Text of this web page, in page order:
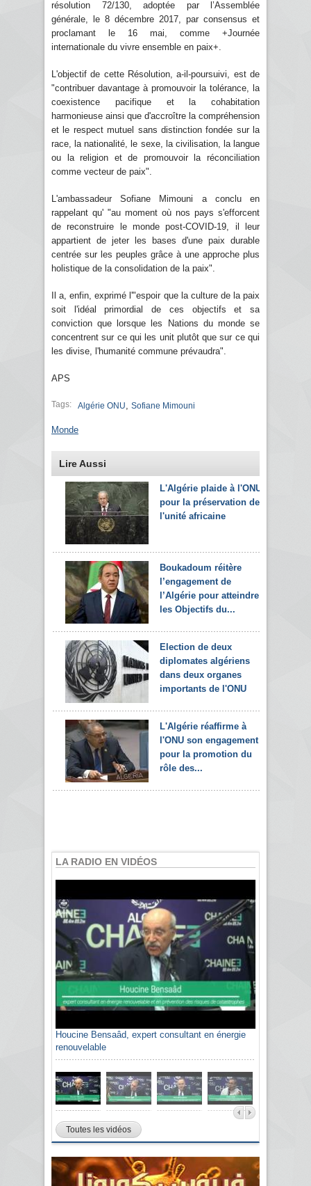
résolution 72/130, adoptée par l’Assemblée
générale, le 8 décembre 2017, par consensus et
proclamant le 16 mai, comme +Journée
internationale du vivre ensemble en paix+.
L'objectif de cette Résolution, a-il-poursuivi, est de
"contribuer davantage à promouvoir la tolérance, la
coexistence pacifique et la cohabitation
harmonieuse ainsi que d'accroître la compréhension
et le respect mutuel sans distinction fondée sur la
race, la nationalité, le sexe, la civilisation, la langue
ou la religion et de promouvoir la réconciliation
comme vecteur de paix".
L'ambassadeur Sofiane Mimouni a conclu en
rappelant qu' "au moment où nos pays s'efforcent
de reconstruire le monde post-COVID-19, il leur
appartient de jeter les bases d'une paix durable
centrée sur les peuples grâce à une approche plus
holistique de la consolidation de la paix".
Il a, enfin, exprimé l'"espoir que la culture de la paix
soit l'idéal primordial de ces objectifs et sa
conviction que lorsque les Nations du monde se
concentrent sur ce qui les unit plutôt que sur ce qui
les divise, l'humanité commune prévaudra".
APS
Tags: Algérie ONU Sofiane Mimouni
Monde
Lire Aussi
L'Algérie plaide à l'ONU
pour la préservation de
l'unité africaine
Boukadoum réitère
l’engagement de
l’Algérie pour atteindre
les Objectifs du...
Election de deux
diplomates algériens
dans deux organes
importants de l'ONU
L'Algérie réaffirme à
l'ONU son engagement
pour la promotion du
rôle des...
LA RADIO EN VIDÉOS
Houcine Bensaâd, expert consultant en énergie
renouvelable
Sami Agli, président de la Confédération
algérienne du patronat citoyen CAPC
Toutes les vidéos